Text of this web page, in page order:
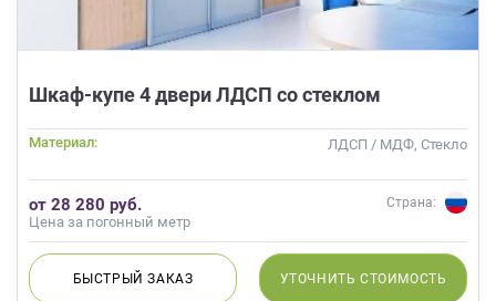
Шкаф-купе 4 двери ЛДСП со стеклом
Материал: ЛДСП / МДФ, Стекло
от 28 280 руб.
Цена за погонный метр
Страна:
БЫСТРЫЙЗАКАЗ УТОЧНИТЬ СТОИМОСТЬ